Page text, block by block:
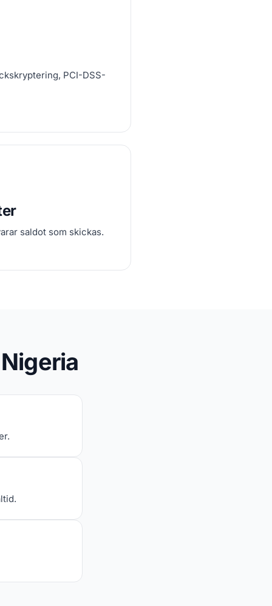
PCI-DSS-
saldot som skickas.